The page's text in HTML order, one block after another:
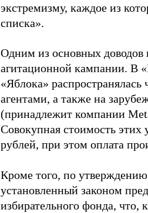
экстремизму, каждое из
списка».
Одним из основных доводов
агитационной кампании. В
«Яблока»
агентами, а также на
(принадлежит компании
Совокупная стоимость этих
рублей, при этом оплата
Кроме того, по
установленный законом
избирательного фонда, что,